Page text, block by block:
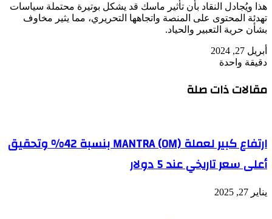
هذا ويُجادل النقاد بأن تأثير ماسك قد يشكل بوتيرة محتملة سياسات
تهدئة المحتوى على المنصة واتجاهها التحريري، مما يثير مخاوف
بشأن حرية التعبير والحياد.
أبريل 27, 2024
دقيقة واحدة
مقالات ذات صلة
ارتفاع كبير لعملة MANTRA (OM) بنسبة 42% وتحقيق
أعلى سعر تاريخي عند 5 دولار
يناير 27, 2025